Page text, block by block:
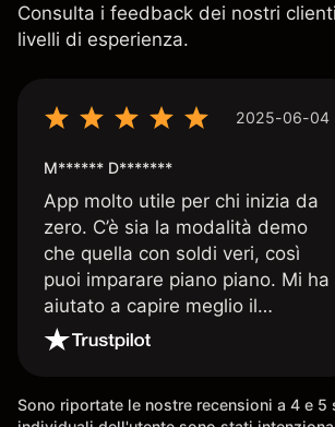
Consulta i feedback dei nostri clienti
livelli di esperienza.
2025-06-04
M****** D*******
App molto utile per chi inizia da
zero. C’è sia la modalità demo
che quella con soldi veri, così
puoi imparare piano piano. Mi ha
aiutato a capire meglio il
trading. La consiglio a chi parte
senza esperienza.
Sono riportate le nostre recensioni a 4 e 5